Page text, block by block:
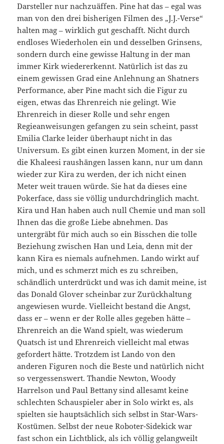
Darsteller nur nachzuäffen. Pine hat das – egal was
man von den drei bisherigen Filmen des „J.J.-Verse“
halten mag – wirklich gut geschafft. Nicht durch
endloses Wiederholen ein und desselben Grinsens,
sondern durch eine gewisse Haltung in der man
immer Kirk wiedererkennt. Natürlich ist das zu
einem gewissen Grad eine Anlehnung an Shatners
Performance, aber Pine macht sich die Figur zu
eigen, etwas das Ehrenreich nie gelingt. Wie
Ehrenreich in dieser Rolle und sehr engen
Regieanweisungen gefangen zu sein scheint, passt
Emilia Clarke leider überhaupt nicht in das
Universum. Es gibt einen kurzen Moment, in der sie
die Khaleesi raushängen lassen kann, nur um dann
wieder zur Kira zu werden, der ich nicht einen
Meter weit trauen würde. Sie hat da dieses eine
Pokerface, dass sie völlig undurchdringlich macht.
Kira und Han haben auch null Chemie und man soll
Ihnen das die große Liebe abnehmen. Das
untergräbt für mich auch so ein Bisschen die tolle
Beziehung zwischen Han und Leia, denn mit der
kann Kira es niemals aufnehmen. Lando wirkt auf
mich, und es schmerzt mich es zu schreiben,
schändlich unterdrückt und was ich damit meine, ist
das Donald Glover scheinbar zur Zurückhaltung
angewiesen wurde. Vielleicht bestand die Angst,
dass er – wenn er der Rolle alles gegeben hätte –
Ehrenreich an die Wand spielt, was wiederum
Quatsch ist und Ehrenreich vielleicht mal etwas
gefordert hätte. Trotzdem ist Lando von den
anderen Figuren noch die Beste und natürlich nicht
so vergessenswert. Thandie Newton, Woody
Harrelson und Paul Bettany sind allesamt keine
schlechten Schauspieler aber in Solo wirkt es, als
spielten sie hauptsächlich sich selbst in Star-Wars-
Kostümen. Selbst der neue Roboter-Sidekick war
fast schon ein Lichtblick, als ich völlig gelangweilt